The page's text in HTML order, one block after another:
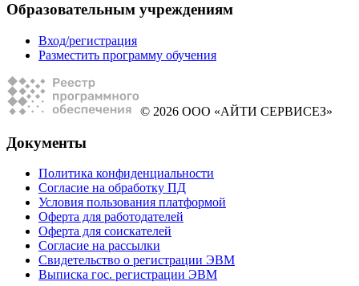
Образовательным учреждениям
Вход/регистрация
Разместить программу обучения
© 2026 ООО «АЙТИ СЕРВИСЕЗ»
Документы
Политика конфиденциальности
Согласие на обработку ПД
Условия пользования платформой
Оферта для работодателей
Оферта для соискателей
Согласие на рассылки
Свидетельство о регистрации ЭВМ
Выписка гос. регистрации ЭВМ